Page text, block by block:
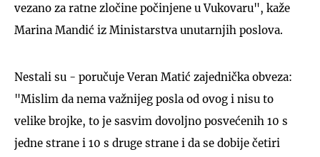
vezano za ratne zločine počinjene u Vukovaru", kaže
Marina Mandić iz Ministarstva unutarnjih poslova.
Nestali su - poručuje Veran Matić zajednička obveza:
"Mislim da nema važnijeg posla od ovog i nisu to
velike brojke, to je sasvim dovoljno posvećenih 10 s
jedne strane i 10 s druge strane i da se dobije četiri